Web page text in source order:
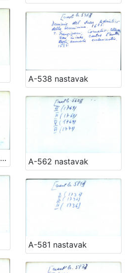
A-538 nastavak
A-538 UPUTNICA nastavak A-562 nastavak
A-581 nastavak